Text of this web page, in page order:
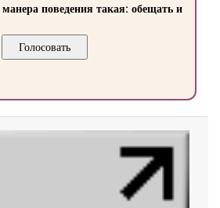
поведения такая: обещать и